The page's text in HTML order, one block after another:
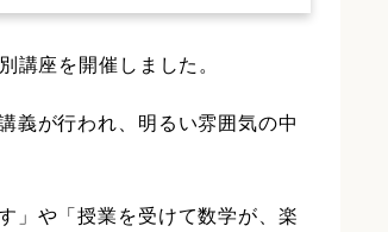
講座を開催しました。
義が行われ、明るい雰囲気の中
」や「授業を受けて数学が、楽